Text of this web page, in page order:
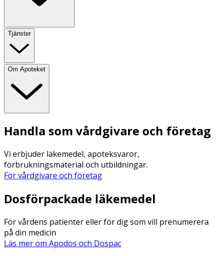
Tjänster
Om Apoteket
Handla som vårdgivare och företag
Vi erbjuder läkemedel, apoteksvaror,
förbrukningsmaterial och utbildningar.
För vårdgivare och företag
Dosförpackade läkemedel
För vårdens patienter eller för dig som vill prenumerera
på din medicin
Läs mer om Apodos och Dospac